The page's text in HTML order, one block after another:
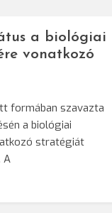
a biológiai
vonatkozó
formában szavazta
a biológiai
stratégiát
A